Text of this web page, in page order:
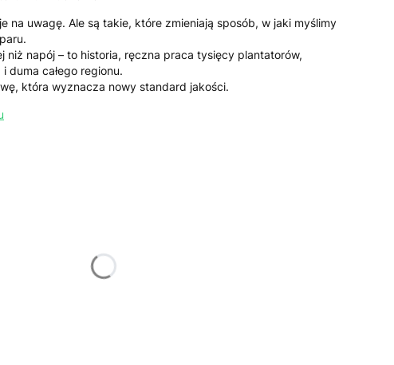
na uwagę. Ale są takie, które zmieniają sposób, w jaki myślimy
niż napój – to historia, ręczna praca tysięcy plantatorów,
duma całego regionu.
która wyznacza nowy standard jakości.